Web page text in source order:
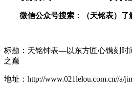
微信公众号搜索：（天铭表）了
标题：天铭钟表—以东方匠心镌刻时
之巅
地址：http://www.021lelou.com.cn//a/